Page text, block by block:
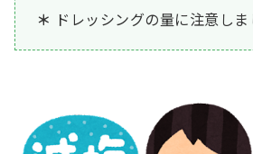
ドレッシングの量に注意しま